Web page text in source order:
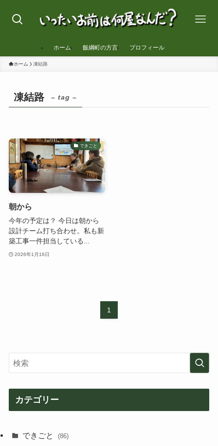
ホーム 飯綱町の方言 プロフィール
ホーム 凍結路
凍結路 – tag –
できごと
朝から
今年の予定は？ 今日は朝から
設計チーム打ち合わせ。私も新
築工事一件担当している...
2026年1月16日
1
カテゴリー
できごと (86)